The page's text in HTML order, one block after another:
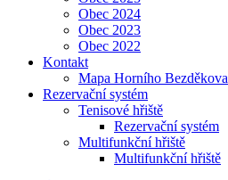
Obec 2024
Obec 2023
Obec 2022
Kontakt
Mapa Horního Bezděkova
Rezervační systém
Tenisové hřiště
Rezervační systém
Multifunkční hřiště
Multifunkční hřiště